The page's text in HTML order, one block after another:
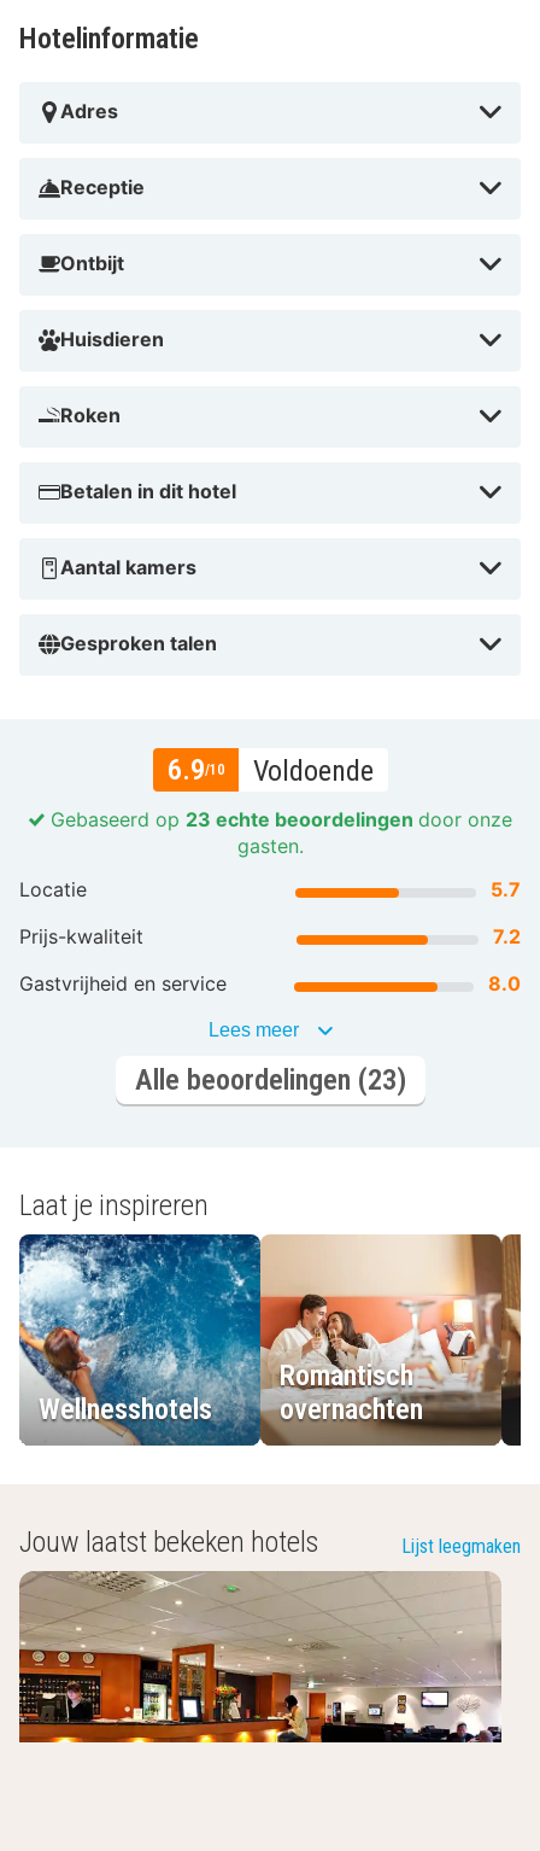
Hotelinformatie
Adres
Receptie
Ontbijt
Huisdieren
Roken
Betalen in dit hotel
Aantal kamers
Gesproken talen
6.9/10 Voldoende
Gebaseerd op 23 echte beoordelingen door onze
gasten.
Locatie
5.7
Prijs-kwaliteit
7.2
Gastvrijheid en service
8.0
Lees meer
Alle beoordelingen (23)
Laat je inspireren
Wellnesshotels
Romantisch
overnachten
Jouw laatst bekeken hotels Lijst leegmaken